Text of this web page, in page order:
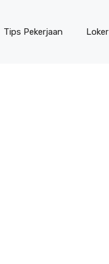
Tips Pekerjaan Loker